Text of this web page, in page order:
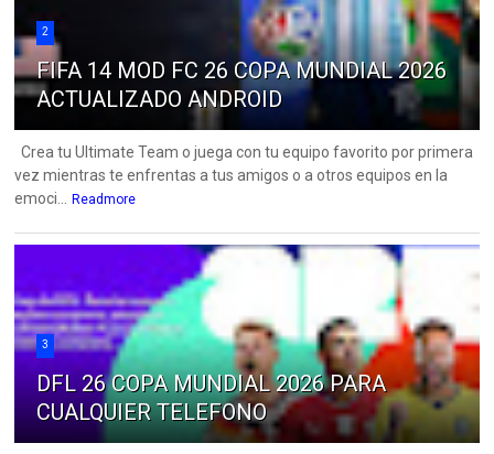
2
FIFA 14 MOD FC 26 COPA MUNDIAL 2026
ACTUALIZADO ANDROID
Crea tu Ultimate Team o juega con tu equipo favorito por primera
vez mientras te enfrentas a tus amigos o a otros equipos en la
emoci...
Readmore
3
DFL 26 COPA MUNDIAL 2026 PARA
CUALQUIER TELEFONO